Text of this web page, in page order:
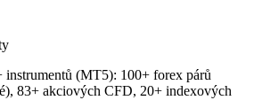
instrumentů (MT5): 100+ forex párů
83+ akciových CFD, 20+ indexových